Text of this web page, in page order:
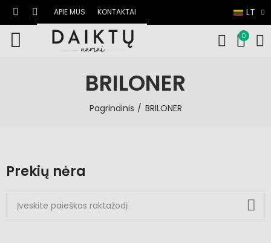
LT
APIE MUS KONTAKTAI
0
BRILONER
Pagrindinis BRILONER
Prekių nėra